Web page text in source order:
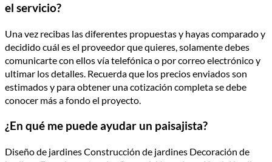
el servicio?
Una vez recibas las diferentes propuestas y hayas comparado y
decidido cuál es el proveedor que quieres, solamente debes
comunicarte con ellos vía telefónica o por correo electrónico y
ultimar los detalles. Recuerda que los precios enviados son
estimados y para obtener una cotización completa se debe
conocer más a fondo el proyecto.
¿En qué me puede ayudar un paisajista?
Diseño de jardines Construcción de jardines Decoración de